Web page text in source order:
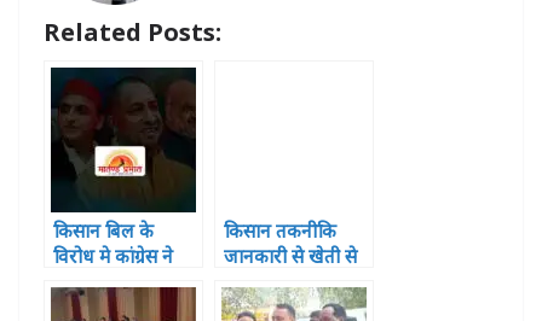
k
Related Posts:
किसान बिल के
विरोध मे कांग्रेस ने
साऊघाट किया
कार्यक्रम
किसान तकनीकि
जानकारी से खेती से
बढ़ा सकते है आमदनी